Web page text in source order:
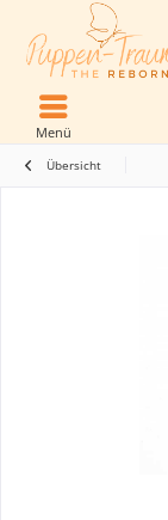
Menü
Übersicht